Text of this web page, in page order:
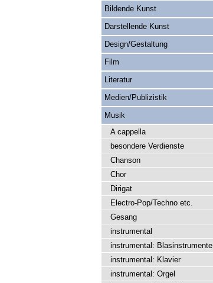
Bildende Kunst
Darstellende Kunst
Design/Gestaltung
Film
Literatur
Medien/Publizistik
Musik
A cappella
besondere Verdienste
Chanson
Chor
Dirigat
Electro-Pop/Techno etc.
Gesang
instrumental
instrumental: Blasinstrumente
instrumental: Klavier
instrumental: Orgel